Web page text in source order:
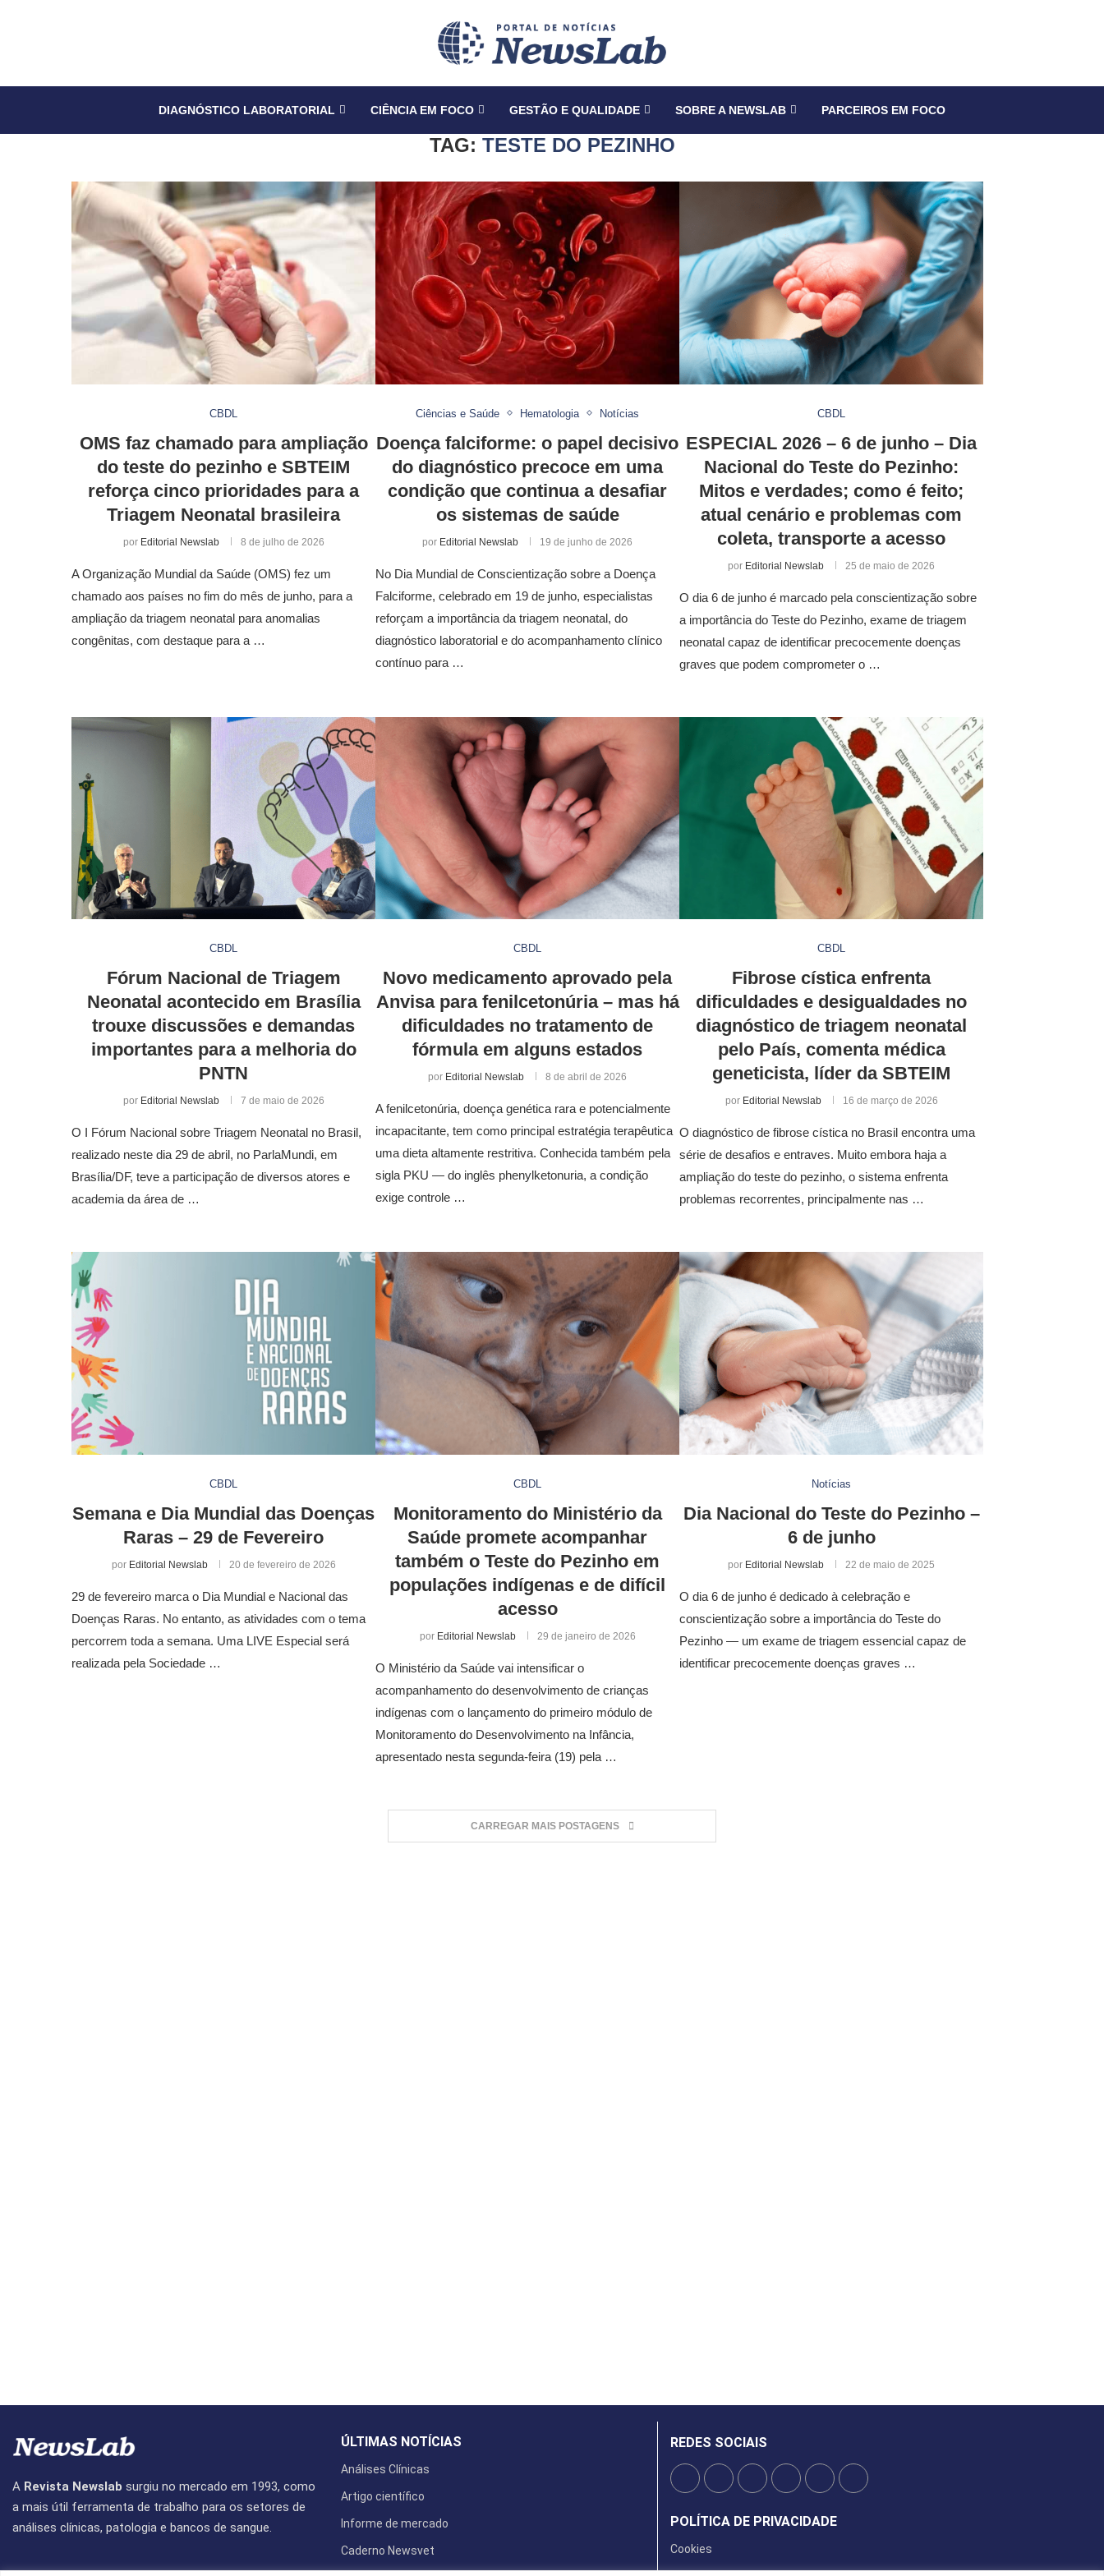
DIAGNÓSTICO LABORATORIAL CIÊNCIA EM FOCO GESTÃO E QUALIDADE SOBRE A NEWSLAB PARCEIROS EM FOCO
TAG: TESTE DO PEZINHO
CBDL
OMS faz chamado para ampliação
do teste do pezinho e SBTEIM
reforça cinco prioridades para a
Triagem Neonatal brasileira
por Editorial Newslab 8 de julho de 2026
A Organização Mundial da Saúde (OMS) fez um
chamado aos países no fim do mês de junho, para a
ampliação da triagem neonatal para anomalias
congênitas, com destaque para a …
Ciências e Saúde Hematologia Notícias
Doença falciforme: o papel decisivo
do diagnóstico precoce em uma
condição que continua a desafiar
os sistemas de saúde
por Editorial Newslab 19 de junho de 2026
No Dia Mundial de Conscientização sobre a Doença
Falciforme, celebrado em 19 de junho, especialistas
reforçam a importância da triagem neonatal, do
diagnóstico laboratorial e do acompanhamento clínico
contínuo para …
CBDL
ESPECIAL 2026 – 6 de junho – Dia
Nacional do Teste do Pezinho:
Mitos e verdades; como é feito;
atual cenário e problemas com
coleta, transporte a acesso
por Editorial Newslab 25 de maio de 2026
O dia 6 de junho é marcado pela conscientização sobre
a importância do Teste do Pezinho, exame de triagem
neonatal capaz de identificar precocemente doenças
graves que podem comprometer o …
CBDL
Fórum Nacional de Triagem
Neonatal acontecido em Brasília
trouxe discussões e demandas
importantes para a melhoria do
PNTN
por Editorial Newslab 7 de maio de 2026
O I Fórum Nacional sobre Triagem Neonatal no Brasil,
realizado neste dia 29 de abril, no ParlaMundi, em
Brasília/DF, teve a participação de diversos atores e
academia da área de …
CBDL
Novo medicamento aprovado pela
Anvisa para fenilcetonúria – mas há
dificuldades no tratamento de
fórmula em alguns estados
por Editorial Newslab 8 de abril de 2026
A fenilcetonúria, doença genética rara e potencialmente
incapacitante, tem como principal estratégia terapêutica
uma dieta altamente restritiva. Conhecida também pela
sigla PKU — do inglês phenylketonuria, a condição
exige controle …
CBDL
Fibrose cística enfrenta
dificuldades e desigualdades no
diagnóstico de triagem neonatal
pelo País, comenta médica
geneticista, líder da SBTEIM
por Editorial Newslab 16 de março de 2026
O diagnóstico de fibrose cística no Brasil encontra uma
série de desafios e entraves. Muito embora haja a
ampliação do teste do pezinho, o sistema enfrenta
problemas recorrentes, principalmente nas …
CBDL
Semana e Dia Mundial das Doenças
Raras – 29 de Fevereiro
por Editorial Newslab 20 de fevereiro de 2026
29 de fevereiro marca o Dia Mundial e Nacional das
Doenças Raras. No entanto, as atividades com o tema
percorrem toda a semana. Uma LIVE Especial será
realizada pela Sociedade …
CBDL
Monitoramento do Ministério da
Saúde promete acompanhar
também o Teste do Pezinho em
populações indígenas e de difícil
acesso
por Editorial Newslab 29 de janeiro de 2026
O Ministério da Saúde vai intensificar o
acompanhamento do desenvolvimento de crianças
indígenas com o lançamento do primeiro módulo de
Monitoramento do Desenvolvimento na Infância,
apresentado nesta segunda-feira (19) pela …
Notícias
Dia Nacional do Teste do Pezinho –
6 de junho
por Editorial Newslab 22 de maio de 2025
O dia 6 de junho é dedicado à celebração e
conscientização sobre a importância do Teste do
Pezinho — um exame de triagem essencial capaz de
identificar precocemente doenças graves …
CARREGAR MAIS POSTAGENS
A Revista Newslab surgiu no mercado em 1993, como
a mais útil ferramenta de trabalho para os setores de
análises clínicas, patologia e bancos de sangue.
ÚLTIMAS NOTÍCIAS
Análises Clínicas
Artigo científico
Informe de mercado
Caderno Newsvet
REDES SOCIAIS
POLÍTICA DE PRIVACIDADE
Cookies